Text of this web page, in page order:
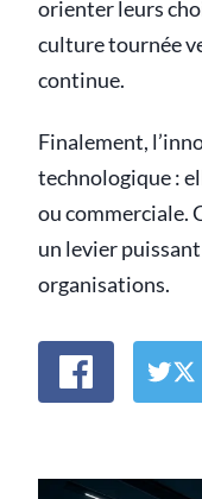
orienter leurs
culture tournée
continue.
Finalement,
technologique :
ou commerciale.
un levier
organisations.